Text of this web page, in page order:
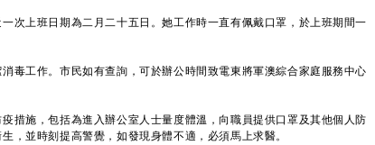
上班日期為二月二十五日。她工作時一直有佩戴口罩，於上班期間一
工作。市民如有查詢，可於辦公時間致電東將軍澳綜合家庭服務中心
施，包括為進入辦公室人士量度體溫，向職員提供口罩及其他個人防
，並時刻提高警覺，如發現身體不適，必須馬上求醫。